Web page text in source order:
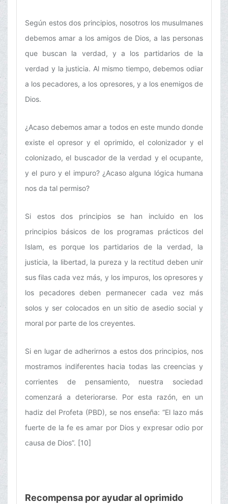
Según estos dos principios, nosotros los musulmanes
debemos amar a los amigos de Dios, a las personas
que buscan la verdad, y a los partidarios de la
verdad y la justicia. Al mismo tiempo, debemos odiar
a los pecadores, a los opresores, y a los enemigos de
Dios.
¿Acaso debemos amar a todos en este mundo donde
existe el opresor y el oprimido, el colonizador y el
colonizado, el buscador de la verdad y el ocupante,
y el puro y el impuro? ¿Acaso alguna lógica humana
nos da tal permiso?
Si estos dos principios se han incluido en los
principios básicos de los programas prácticos del
Islam, es porque los partidarios de la verdad, la
justicia, la libertad, la pureza y la rectitud deben unir
sus filas cada vez más, y los impuros, los opresores y
los pecadores deben permanecer cada vez más
solos y ser colocados en un sitio de asedio social y
moral por parte de los creyentes.
Si en lugar de adherirnos a estos dos principios, nos
mostramos indiferentes hacia todas las creencias y
corrientes de pensamiento, nuestra sociedad
comenzará a deteriorarse. Por esta razón, en un
hadiz del Profeta (PBD), se nos enseña: “El lazo más
fuerte de la fe es amar por Dios y expresar odio por
causa de Dios”. [10]
Recompensa por ayudar al oprimido